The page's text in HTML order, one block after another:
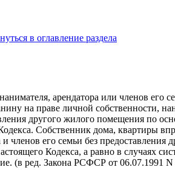
в оглавление раздела
арендатора или членов его
на праве личной собственности,
другого жилого помещения по
Собственник дома, квартиры
и членов его семьи без
Кодекса, а равно в случаях
(в ред. Закона РСФСР от